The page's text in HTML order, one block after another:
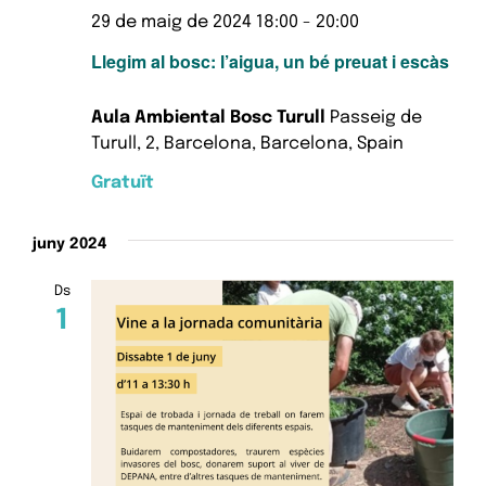
Llegim al bosc: l’aigua, un bé preuat i escàs
29 de maig de 2024 18:00 - 20:00
Aula Ambiental Bosc Turull
Passeig de
Turull, 2, Barcelona, Barcelona, Spain
Gratuït
juny 2024
Ds
1